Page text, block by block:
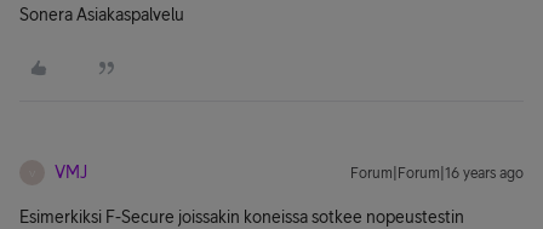
Sonera Asiakaspalvelu
VMJ Forum|Forum|16 years ago
Esimerkiksi F-Secure joissakin koneissa sotkee nopeustestin